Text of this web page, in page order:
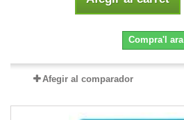
Compra'l ara
Afegir al comparador